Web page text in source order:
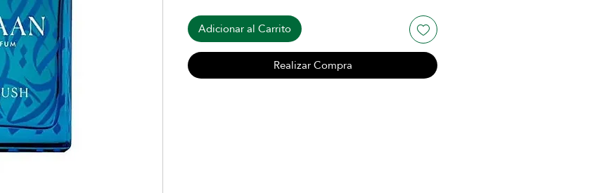
Adicionar al Carrito
Realizar Compra